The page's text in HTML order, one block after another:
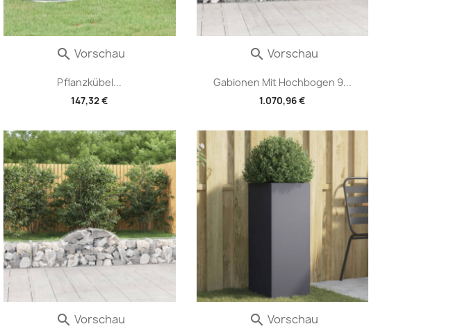
Pflanzkübel...
147,32 €
 Vorschau
Gabionen Mit Hochbogen 9...
1.070,96 €
 Vorschau
 Vorschau  Vorschau